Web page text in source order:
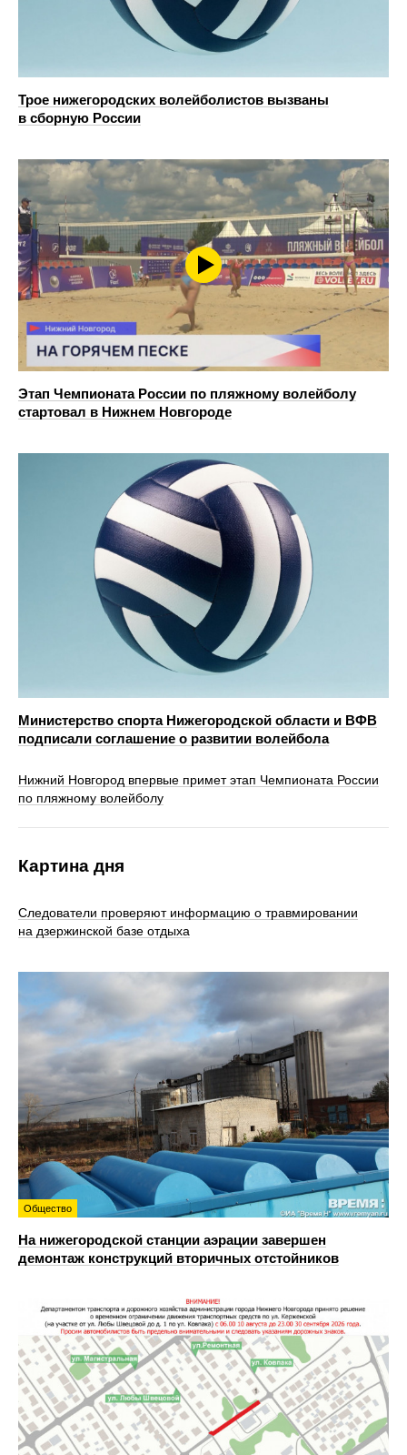
Трое нижегородских волейболистов вызваны
в сборную России
Этап Чемпионата России по пляжному волейболу
стартовал в Нижнем Новгороде
Министерство спорта Нижегородской области и ВФВ
подписали соглашение о развитии волейбола
Нижний Новгород впервые примет этап Чемпионата России
по пляжному волейболу
Картина дня
Следователи проверяют информацию о травмировании
на дзержинской базе отдыха
Общество
На нижегородской станции аэрации завершен
демонтаж конструкций вторичных отстойников